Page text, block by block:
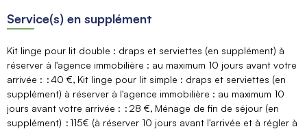
Service(s) en supplément
Kit linge pour lit double : draps et serviettes (en supplément) à
réserver à l'agence immobilière : au maximum 10 jours avant votre
arrivée :
40 € Kit linge pour lit simple : draps et serviettes (en
supplément) à réserver à l'agence immobilière : au maximum 10
jours avant votre arrivée :
28 € Ménage de fin de séjour (en
supplément)
115€ (à réserver 10 jours avant l'arrivée et à régler à